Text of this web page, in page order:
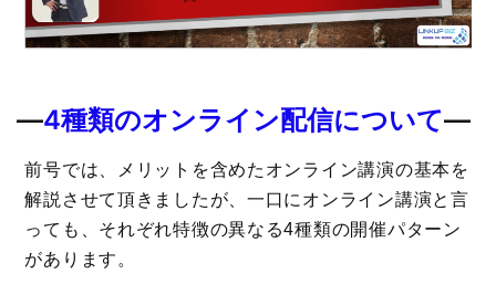
―4種類のオンライン配信について―
前号では、メリットを含めたオンライン講演の基本を
解説させて頂きましたが、一口にオンライン講演と言
っても、それぞれ特徴の異なる4種類の開催パターン
があります。